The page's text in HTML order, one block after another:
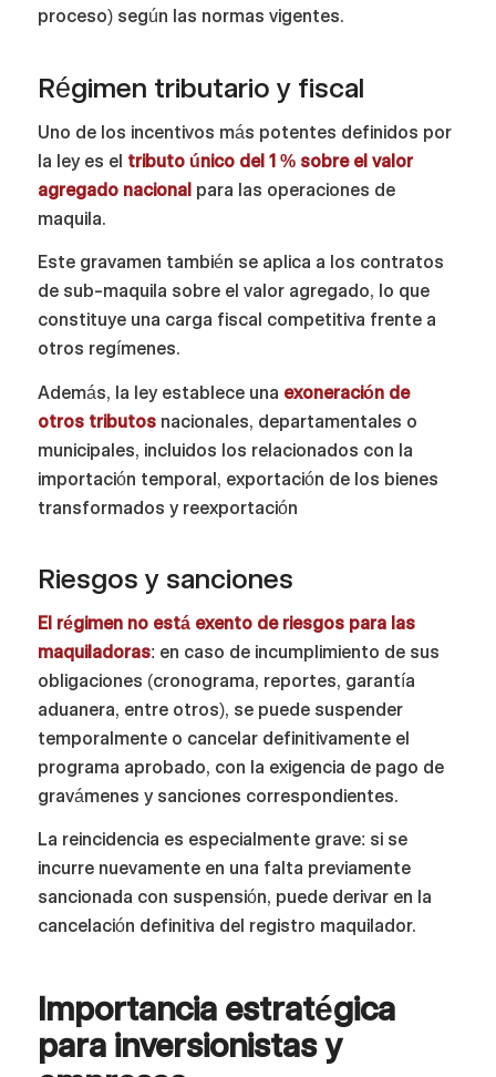
proceso) según las normas vigentes.
Régimen tributario y fiscal
Uno de los incentivos más potentes definidos por
la ley es el tributo único del 1 % sobre el valor
agregado nacionalpara las operaciones de
maquila.
Este gravamen también se aplica a los contratos
de sub-maquila sobre el valor agregado, lo que
constituye una carga fiscal competitiva frente a
otros regímenes.
Además, la ley establece una exoneración de
otros tributosnacionales, departamentales o
municipales, incluidos los relacionados con la
importación temporal, exportación de los bienes
transformados y reexportación
Riesgos y sanciones
El régimen no está exento de riesgos para las
maquiladoras: en caso de incumplimiento de sus
obligaciones (cronograma, reportes, garantía
aduanera, entre otros), se puede suspender
temporalmente o cancelar definitivamente el
programa aprobado, con la exigencia de pago de
gravámenes y sanciones correspondientes.
La reincidencia es especialmente grave: si se
incurre nuevamente en una falta previamente
sancionada con suspensión, puede derivar en la
cancelación definitiva del registro maquilador.
Importancia estratégica
para inversionistas y